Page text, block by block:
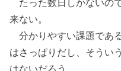
たった数日しかないの
来ない。
分かりやすい課題であ
はさっぱりだし、そうい
はないだろう。